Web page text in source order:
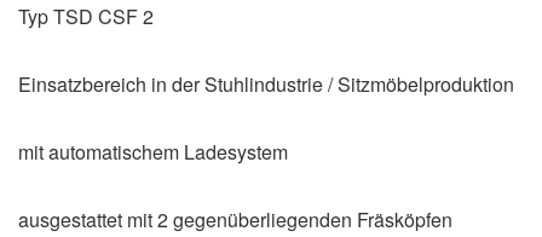
Typ TSD CSF 2
Einsatzbereich in der Stuhlindustrie / Sitzmöbelproduktion
mit automatischem Ladesystem
ausgestattet mit 2 gegenüberliegenden Fräsköpfen